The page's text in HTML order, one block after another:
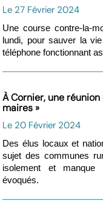
Le 27 Février 2024
Une course contre-la-
lundi, pour sauver la
téléphone fonctionnant
À Cornier, une
maires »
Le 20 Février 2024
Des élus locaux et
sujet des communes
isolement et
évoqués.